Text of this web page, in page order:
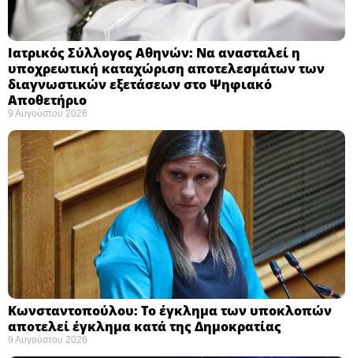
Ιατρικός Σύλλογος Αθηνών: Να ανασταλεί η
υποχρεωτική καταχώριση αποτελεσμάτων των
διαγνωστικών εξετάσεων στο Ψηφιακό
Αποθετήριο ​
9 Αυγούστου 2026
Κωνσταντοπούλου: Το έγκλημα των υποκλοπών
αποτελεί έγκλημα κατά της Δημοκρατίας ​
9 Αυγούστου 2026